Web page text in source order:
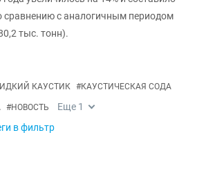
сравнению с аналогичным периодом
тыс. тонн).
КАУСТИК #КАУСТИЧЕСКАЯ СОДА
#НОВОСТЬ Еще 1
в фильтр